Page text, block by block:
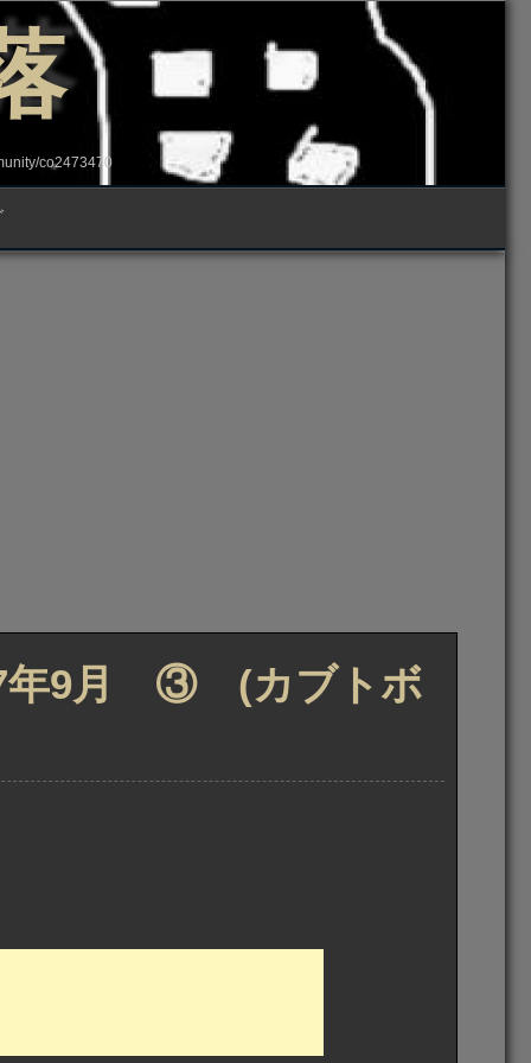
co2473470
年9月 ③ (カブトボ